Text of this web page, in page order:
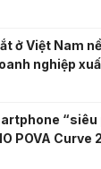
ở Việt Nam
nghiệp
POVA Curve